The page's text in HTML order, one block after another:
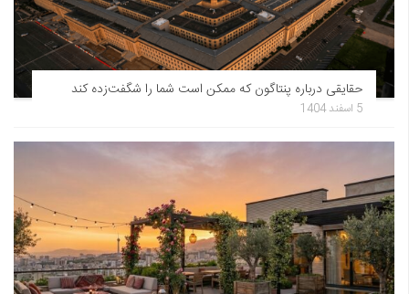
حقایقی درباره پنتاگون که ممکن است شما را شگفت‌زده کند
5 اسفند 1404